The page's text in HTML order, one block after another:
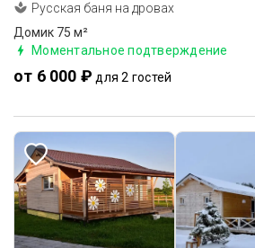
Русская баня на дровах
Домик 75 м²
Моментальное подтверждение
от 6 000 ₽ для 2 гостей